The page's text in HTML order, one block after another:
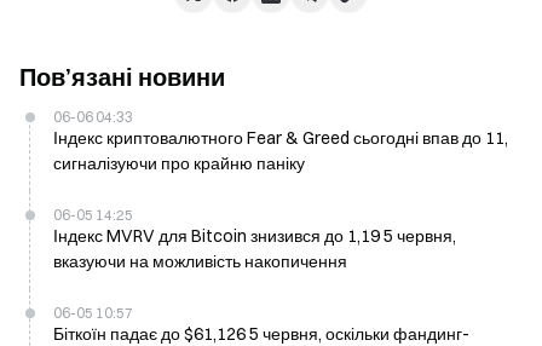
Пов’язані новини
06-06 04:33
Індекс криптовалютного Fear & Greed сьогодні впав до 11,
сигналізуючи про крайню паніку
06-05 14:25
Індекс MVRV для Bitcoin знизився до 1,19 5 червня,
вказуючи на можливість накопичення
06-05 10:57
Біткоїн падає до $61,126 5 червня, оскільки фандинг-